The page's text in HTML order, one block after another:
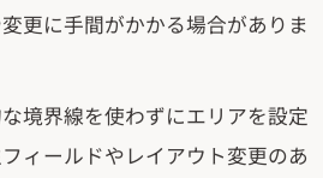
更に手間がかかる場合がありま
境界線を使わずにエリアを設定
ィールドやレイアウト変更のあ